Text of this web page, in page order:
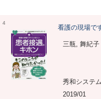
4
看護の現場で
三瓶, 舞紀子
秀和システム
2019/01